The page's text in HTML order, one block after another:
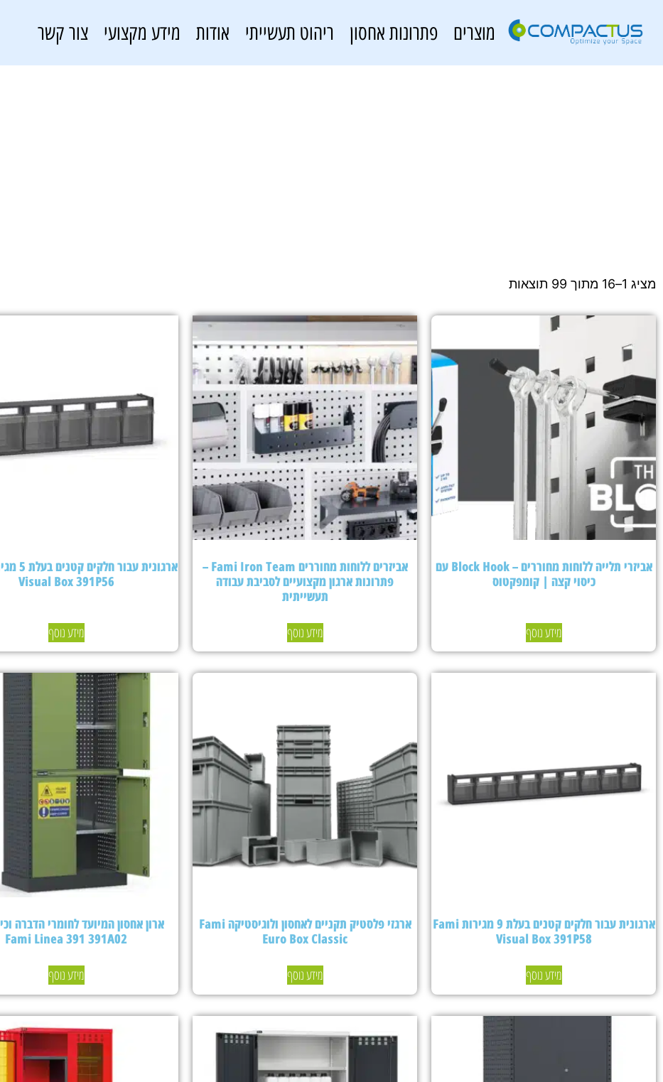
מוצרים פתרונות אחסון ריהוט תעשייתי אודות מידע מקצועי צור קשר
מציג 1–16 מתוך 99 תוצאות
אביזרי תלייה ללוחות מחוררים – Block Hook עם
כיסוי קצה | קומפקטוס
מידע נוסף
אביזרים ללוחות מחוררים Fami Iron Team –
פתרונות ארגון מקצועיים לסביבת עבודה
תעשייתית
מידע נוסף
Visual Box 391P56
מידע נוסף
ארגונית עבור חלקים קטנים בעלת 9 מגירות Fami
Visual Box 391P58
מידע נוסף
ארגזי פלסטיק תקניים לאחסון ולוגיסטיקה Fami
Euro Box Classic
מידע נוסף
ארון אחסון המיועד לחומרי הדברה
Fami Linea 391 391A02
מידע נוסף